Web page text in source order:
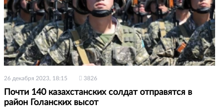
26 декабря 2023, 18:15 3826
Почти 140 казахстанских солдат отправятся в
район Голанских высот